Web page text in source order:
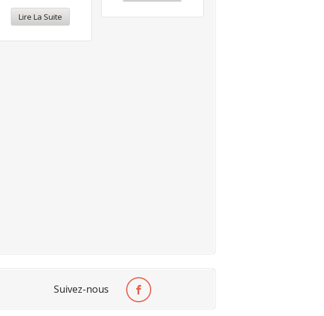
Lire La Suite
Suivez-nous